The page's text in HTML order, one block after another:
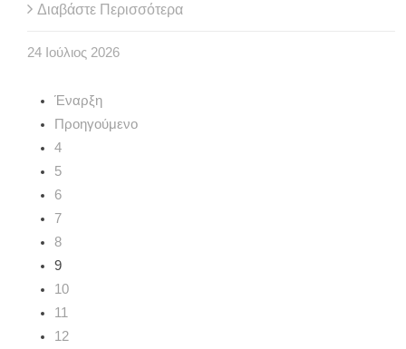
Διαβάστε Περισσότερα
24 Ιούλιος 2026
Έναρξη
Προηγούμενο
4
5
6
7
8
9
10
11
12